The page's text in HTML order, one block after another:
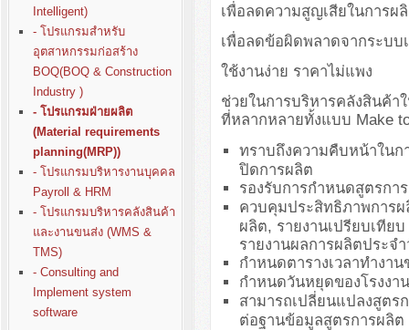
Intelligent)
- โปรแกรมสำหรับ
อุตสาหกรรมก่อสร้าง
BOQ(BOQ & Construction
Industry )
- โปรแกรมฝ่ายผลิต
(Material requirements
planning(MRP))
- โปรแกรมบริหารงานบุคคล
Payroll & HRM
- โปรแกรมบริหารคลังสินค้า
และงานขนส่ง (WMS &
TMS)
- Consulting and
Implement system
software
เพื่อลดความสูญเสียในการผ
เพื่อลดข้อผิดพลาดจากระบบ
ใช้งานง่าย ราคาไม่แพง
ช่วยในการบริหารคลังสินค้
ที่หลากหลายทั้งแบบ Make
ทราบถึงความคืบหน้าในก
ปิดการผลิต
รองรับการกำหนดสูตรกา
ควบคุมประสิทธิภาพการผ
ผลิต, รายงานเปรียบเทีย
รายงานผลการผลิตประจ
กำหนดตารางเวลาทำงา
กำหนดวันหยุดของโรงงา
สามารถเปลี่ยนแปลงสูตร
ต่อฐานข้อมูลสูตรการผลิต